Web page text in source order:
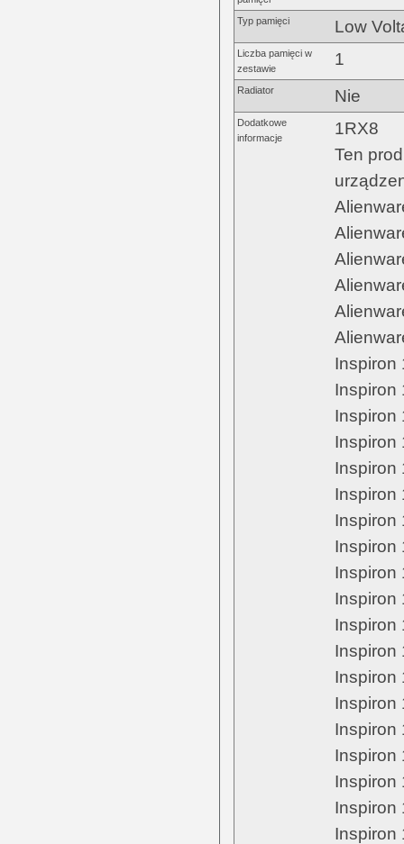
Typ pamięci Low
Liczba pamięci w
zestawie
1
Radiator Nie
Dodatkowe
informacje
1RX8
Ten
Inspiron
Inspiron
Inspiron
Inspiron
Inspiron
Inspiron
Inspiron
Inspiron
Inspiron
Inspiron
Inspiron
Inspiron
Inspiron
Inspiron
Inspiron
Inspiron
Inspiron
Inspiron
Inspiron